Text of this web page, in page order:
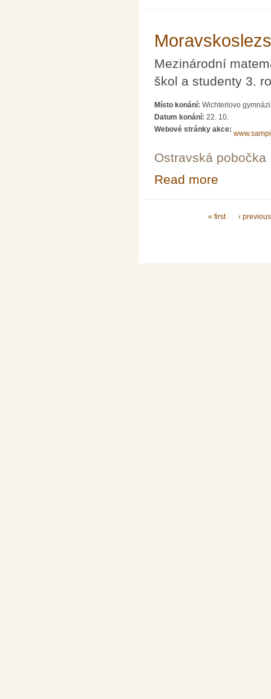
Mezinárodní
škol a studenty 3.
Místo konání: Wichterlovo
Datum konání: 22. 10.
Webové stránky akce:
Ostravská pobočka
Read more
« first ‹ previous